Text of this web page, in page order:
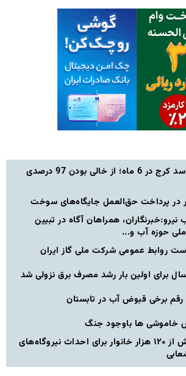
بررسی ذخایر سد کرج در 6 ماه؛ از خالی بودن 97 درصدی
در پرداخت حق‌العمل جایگاه‌های سوخت
همراهان آگاه در تبیین
حوزه آب و...
روابط عمومی شرکت ملی گاز ایران
برای اولین بار رشد مصرف برق نزولی شد
برخی قبوض آب در تابستان
خاموشی ها باوجود جنگ
درخواست بیش از ۱۲۰ هزار خانوار برای احداث نیروگاه‌های